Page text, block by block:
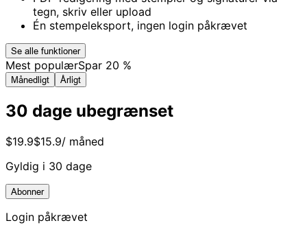
tegn, skriv eller upload
Én stempeleksport, ingen login påkrævet
Se alle funktioner
Mest populærSpar 20 %
Månedligt Årligt
30 dage ubegrænset
$19.9$15.9/ måned
Gyldig i 30 dage
Abonner
Login påkrævet